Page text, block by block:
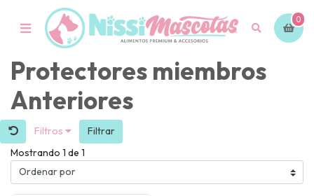
0
Protectores miembros
Anteriores
Filtros
Filtrar
Mostrando 1 de 1